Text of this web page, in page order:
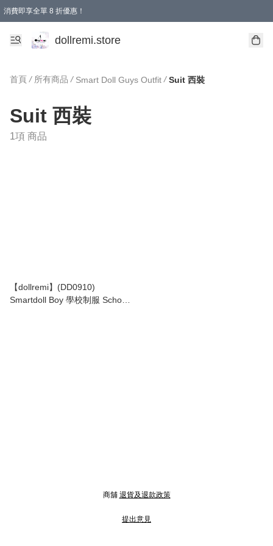
消費即享全單 8 折優惠！
購物滿 HKD 1500.00即享免運費優惠！（適用於 本地送貨、本地取貨、國際送貨 )
dollremi.store
首頁 / 所有商品 / Smart Doll Guys Outfit / Suit 西裝
Suit 西裝
1項 商品
【dollremi】(DD0910)
Smartdoll Boy 學校制服 School
商舖 退貨及退款政策
提出意見